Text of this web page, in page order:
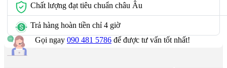
Chất lượng đạt tiêu chuẩn châu Âu
Trả hàng hoàn tiền chỉ 4 giờ
Gọi ngay 090 481 5786 để được tư vấn tốt nhất!